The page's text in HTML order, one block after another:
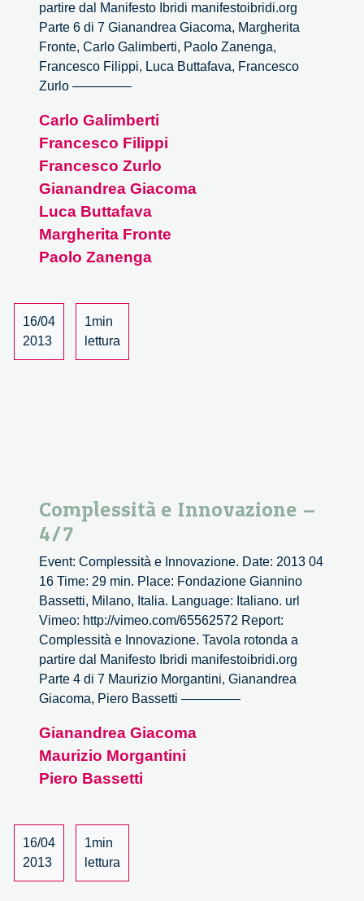
partire dal Manifesto Ibridi manifestoibridi.org
Parte 6 di 7 Gianandrea Giacoma, Margherita
Fronte, Carlo Galimberti, Paolo Zanenga,
Francesco Filippi, Luca Buttafava, Francesco
Zurlo ————–
Carlo Galimberti
Francesco Filippi
Francesco Zurlo
Gianandrea Giacoma
Luca Buttafava
Margherita Fronte
Paolo Zanenga
16/04
2013
1min
lettura
Complessità e Innovazione –
4/7
Event: Complessità e Innovazione. Date: 2013 04
16 Time: 29 min. Place: Fondazione Giannino
Bassetti, Milano, Italia. Language: Italiano. url
Vimeo: http://vimeo.com/65562572 Report:
Complessità e Innovazione. Tavola rotonda a
partire dal Manifesto Ibridi manifestoibridi.org
Parte 4 di 7 Maurizio Morgantini, Gianandrea
Giacoma, Piero Bassetti ————–
Gianandrea Giacoma
Maurizio Morgantini
Piero Bassetti
16/04
2013
1min
lettura